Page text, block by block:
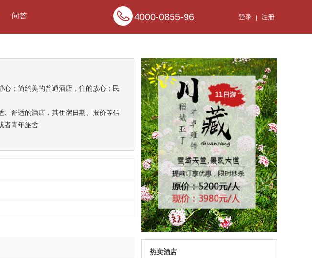
问答 4000-0855-96 登录 注册
心；简约美的普通酒店，住的放心；民
、舒适的酒店，其住宿日期、报价等信
者青年旅舍
热卖酒店